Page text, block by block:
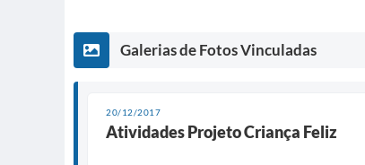
Galerias de Fotos Vinculadas
20/12/2017
Atividades Projeto Criança Feliz